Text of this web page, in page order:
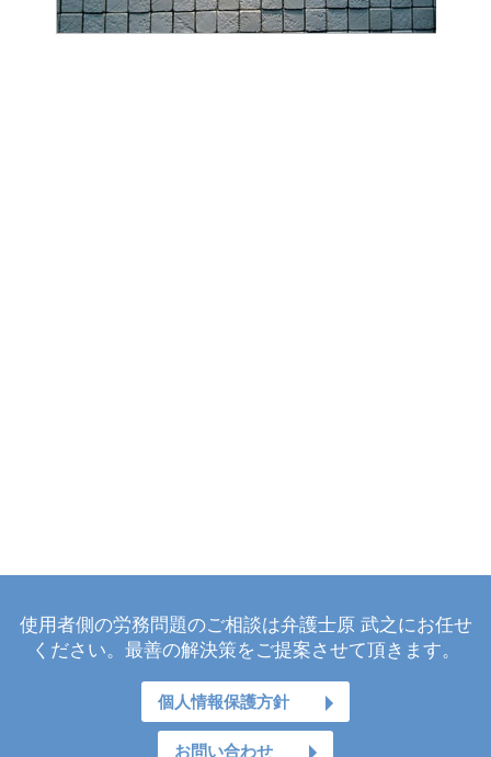
使用者側の労務問題のご相談は弁護士原 武之にお任せ
ください。最善の解決策をご提案させて頂きます。
個人情報保護方針
お問い合わせ